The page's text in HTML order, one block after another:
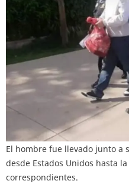
El hombre fue llevado junto a
desde Estados Unidos hasta
correspondientes.